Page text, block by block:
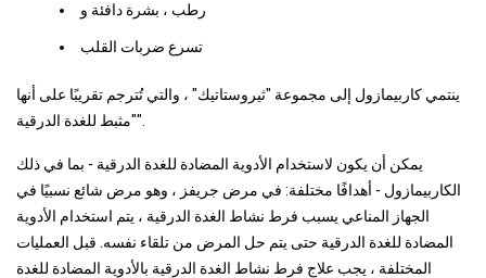
رطب ، بشرة دافئة و
تسرع ضربات القلب
ينتمي كاربيمازول إلى مجموعة "ثيروستاتيك" ، والتي تُترجم تقريبًا على أنها
"مثبط للغدة الدرقية".
يمكن أن يكون لاستخدام الأدوية المضادة للغدة الدرقية - بما في ذلك
الكاربيمازول - أهدافًا مختلفة: في مرض جريفز ، وهو مرض شائع نسبيًا في
الجهاز المناعي يسبب فرط نشاط الغدة الدرقية ، يتم استخدام الأدوية
المضادة للغدة الدرقية حتى يتم حل المرض من تلقاء نفسه. قبل العمليات
المختلفة ، يجب علاج فرط نشاط الغدة الدرقية بالأدوية المضادة للغدة